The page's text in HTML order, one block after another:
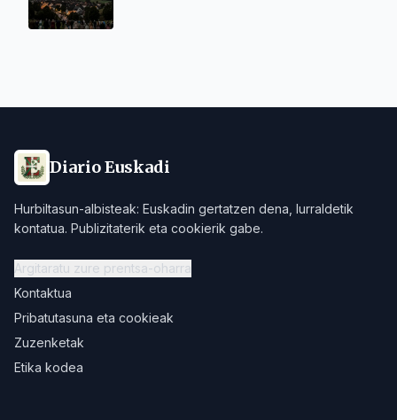
Diario Euskadi
Hurbiltasun-albisteak: Euskadin gertatzen dena, lurraldetik
kontatua. Publizitaterik eta cookierik gabe.
Argitaratu zure prentsa-oharra
Kontaktua
Pribatutasuna eta cookieak
Zuzenketak
Etika kodea